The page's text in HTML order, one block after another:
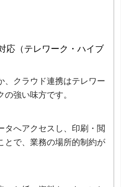
応（テレワーク・ハイブ
、クラウド連携はテレワー
強い味方です。
タへアクセスし、印刷・閲
とで、業務の場所的制約が